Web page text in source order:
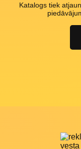
Katalogs tiek